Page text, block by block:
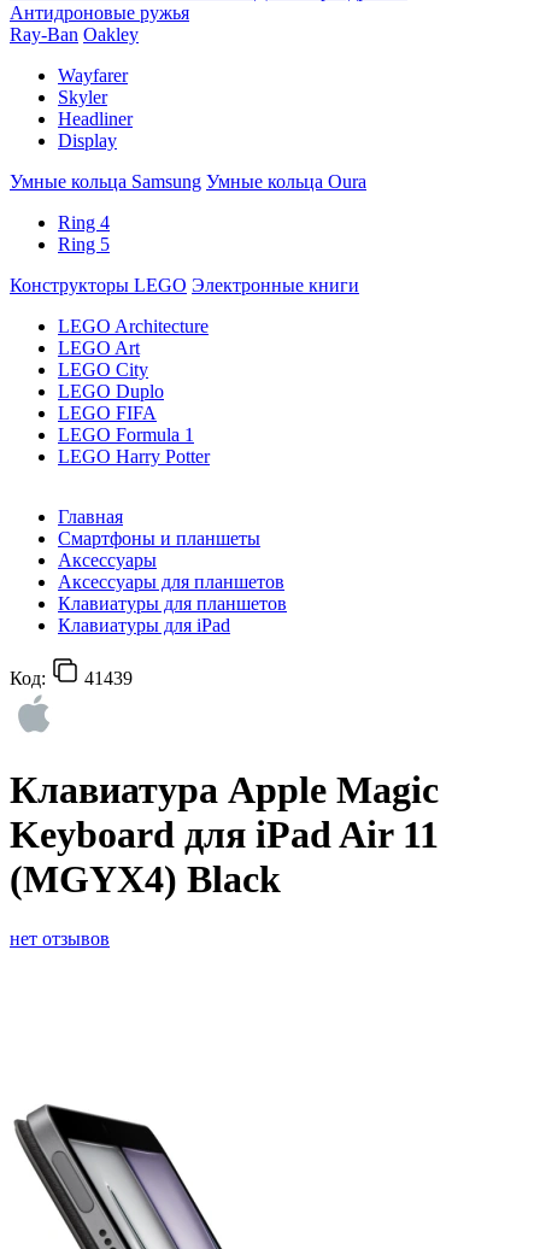
Антидроновые ружья
Ray-Ban Oakley
Wayfarer
Skyler
Headliner
Display
Умные кольца Samsung Умные кольца Oura
Ring 4
Ring 5
Конструкторы LEGO Электронные книги
LEGO Architecture
LEGO Art
LEGO City
LEGO Duplo
LEGO FIFA
LEGO Formula 1
LEGO Harry Potter
Главная
Смартфоны и планшеты
Аксессуары
Аксессуары для планшетов
Клавиатуры для планшетов
Клавиатуры для iPad
Код: 41439
Клавиатура Apple Magic
Keyboard для iPad Air 11
(MGYX4) Black
нет отзывов